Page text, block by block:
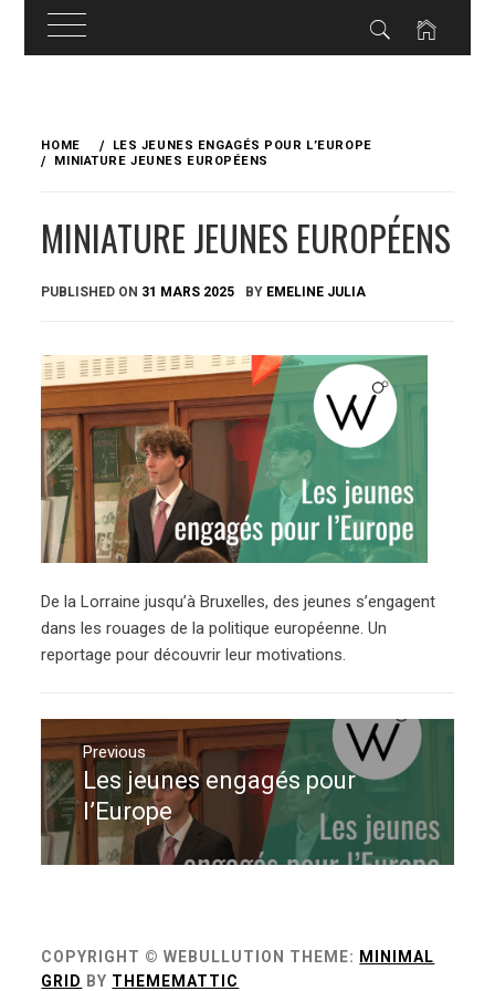
content
HOME
LES JEUNES ENGAGÉS POUR L’EUROPE
MINIATURE JEUNES EUROPÉENS
MINIATURE JEUNES EUROPÉENS
PUBLISHED ON 31 MARS 2025 BY EMELINE JULIA
De la Lorraine jusqu’à Bruxelles, des jeunes s’engagent
dans les rouages de la politique européenne. Un
reportage pour découvrir leur motivations.
Navigation
de
l’article
Previous
Previous
post:
Les jeunes engagés pour
l’Europe
COPYRIGHT © WEBULLUTION THEME: MINIMAL
GRID BY THEMEMATTIC